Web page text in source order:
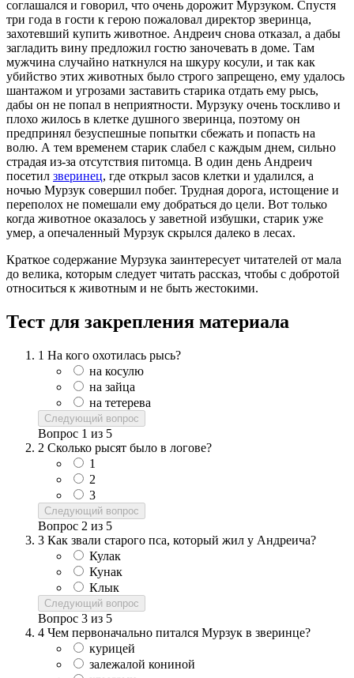
соглашался и говорил, что очень дорожит Мурзуком. Спустя
три года в гости к герою пожаловал директор зверинца,
захотевший купить животное. Андреич снова отказал, а дабы
загладить вину предложил гостю заночевать в доме. Там
мужчина случайно наткнулся на шкуру косули, и так как
убийство этих животных было строго запрещено, ему удалось
шантажом и угрозами заставить старика отдать ему рысь,
дабы он не попал в неприятности. Мурзуку очень тоскливо и
плохо жилось в клетке душного зверинца, поэтому он
предпринял безуспешные попытки сбежать и попасть на
волю. А тем временем старик слабел с каждым днем, сильно
страдая из-за отсутствия питомца. В один день Андреич
посетил зверинец, где открыл засов клетки и удалился, а
ночью Мурзук совершил побег. Трудная дорога, истощение и
переполох не помешали ему добраться до цели. Вот только
когда животное оказалось у заветной избушки, старик уже
умер, а опечаленный Мурзук скрылся далеко в лесах.
Краткое содержание Мурзука заинтересует читателей от мала
до велика, которым следует читать рассказ, чтобы с добротой
относиться к животным и не быть жестокими.
Тест для закрепления материала
1 На кого охотилась рысь?
на косулю
на зайца
на тетерева
Следующий вопрос
Вопрос 1 из 5
2 Сколько рысят было в логове?
1
2
3
Следующий вопрос
Вопрос 2 из 5
3 Как звали старого пса, который жил у Андреича?
Кулак
Кунак
Клык
Следующий вопрос
Вопрос 3 из 5
4 Чем первоначально питался Мурзук в зверинце?
курицей
залежалой кониной